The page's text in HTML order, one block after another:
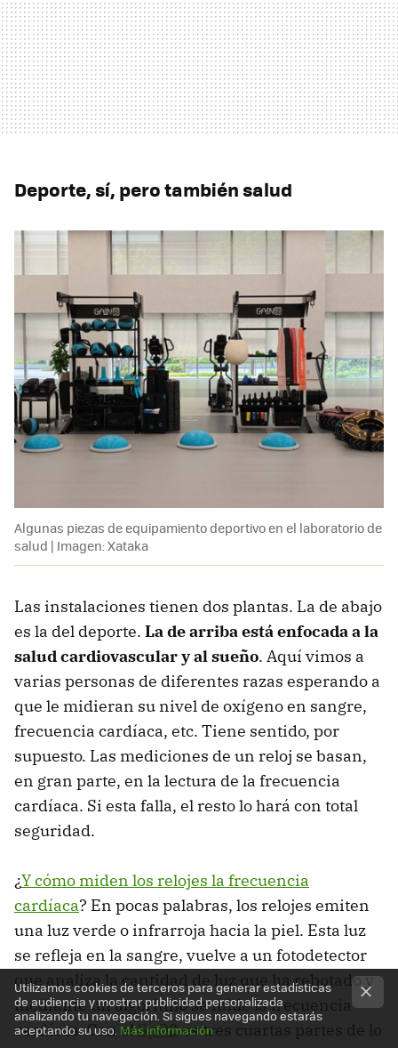
Deporte, sí, pero también salud
Algunas piezas de equipamiento deportivo en el laboratorio de
salud | Imagen: Xataka
Las instalaciones tienen dos plantas. La de abajo
es la del deporte. La de arriba está enfocada a la
salud cardiovascular y al sueño. Aquí vimos a
varias personas de diferentes razas esperando a
que le midieran su nivel de oxígeno en sangre,
frecuencia cardíaca, etc. Tiene sentido, por
supuesto. Las mediciones de un reloj se basan,
en gran parte, en la lectura de la frecuencia
cardíaca. Si esta falla, el resto lo hará con total
seguridad.
¿Y cómo miden los relojes la frecuencia
cardíaca? En pocas palabras, los relojes emiten
una luz verde o infrarroja hacia la piel. Esta luz
se refleja en la sangre, vuelve a un fotodetector
que analiza la cantidad de luz que ha rebotado y
mediante un algoritmo se mide la frecuencia
cardíaca. Con elSpO2es tres cuartas partes de lo
Utilizamos cookies de terceros para generar estadísticas
de audiencia y mostrar publicidad personalizada
analizando tu navegación. Si sigues navegando estarás
aceptando su uso. Más información